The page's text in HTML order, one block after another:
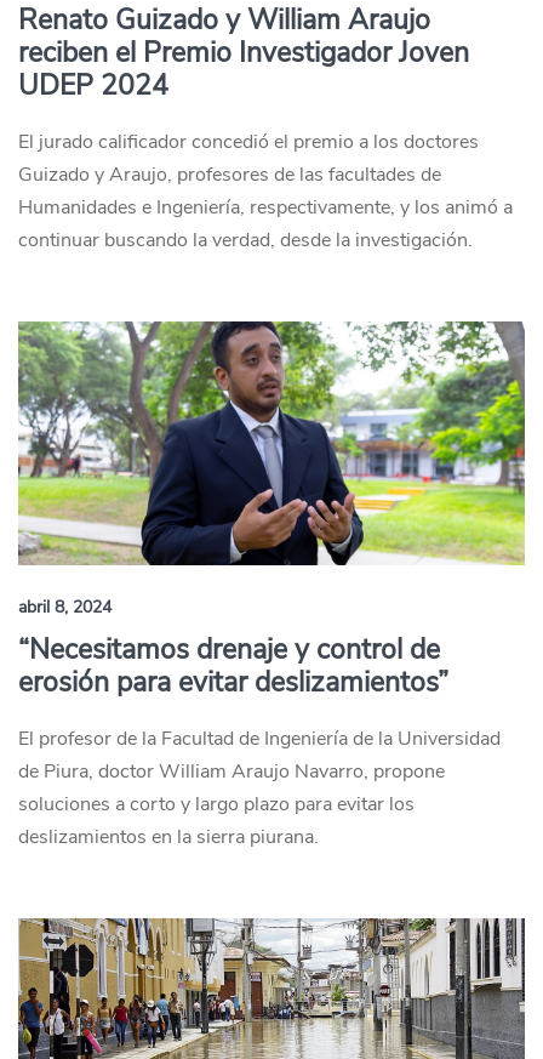
Renato Guizado y William Araujo
reciben el Premio Investigador Joven
UDEP 2024
El jurado calificador concedió el premio a los doctores
Guizado y Araujo, profesores de las facultades de
Humanidades e Ingeniería, respectivamente, y los animó a
continuar buscando la verdad, desde la investigación.
abril 8, 2024
“Necesitamos drenaje y control de
erosión para evitar deslizamientos”
El profesor de la Facultad de Ingeniería de la Universidad
de Piura, doctor William Araujo Navarro, propone
soluciones a corto y largo plazo para evitar los
deslizamientos en la sierra piurana.